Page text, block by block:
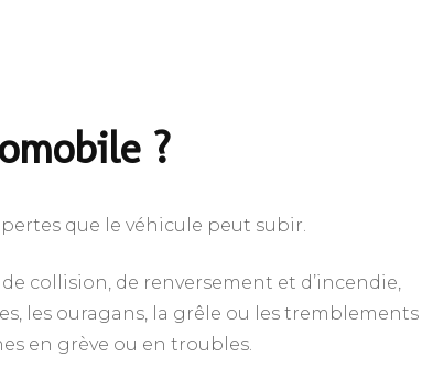
?
que le véhicule peut subir.
collision, de renversement et d’incendie,
les ouragans, la grêle ou les tremblements
en grève ou en troubles.